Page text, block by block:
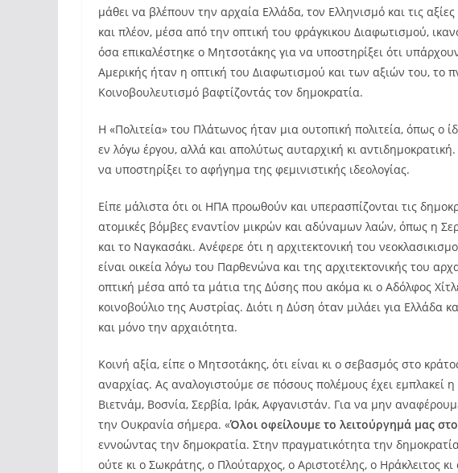
μάθει να βλέπουν την αρχαία Ελλάδα, τον Ελληνισμό και τις
και πλέον, μέσα από την οπτική του φράγκικου Διαφωτισμού,
όσα επικαλέστηκε ο Μητσοτάκης για να υποστηρίξει ότι
Αμερικής ήταν η οπτική του Διαφωτισμού και των αξιών του, το
Κοινοβουλευτισμό βαφτίζοντάς τον δημοκρατία.
Η «Πολιτεία» του Πλάτωνος ήταν μια ουτοπική πολιτεία, όπως ο
εν λόγω έργου, αλλά και απολύτως αυταρχική κι
να υποστηρίξει το αφήγημα της φεμινιστικής ιδεολογίας.
Είπε μάλιστα ότι οι ΗΠΑ προωθούν και υπερασπίζονται τις
ατομικές βόμβες εναντίον μικρών και αδύναμων λαών, όπως η
και το Ναγκασάκι. Ανέφερε ότι η αρχιτεκτονική του
είναι οικεία λόγω του Παρθενώνα και της αρχιτεκτονικής του
οπτική μέσα από τα μάτια της Δύσης που ακόμα κι ο Αδόλφος
κοινοβούλιο της Αυστρίας. Διότι η Δύση όταν μιλάει για Ελλάδα
και μόνο την αρχαιότητα.
Κοινή αξία, είπε ο Μητσοτάκης, ότι είναι κι ο σεβασμός στο
αναρχίας. Ας αναλογιστούμε σε πόσους πολέμους έχει εμπλακεί
Βιετνάμ, Βοσνία, Σερβία, Ιράκ, Αφγανιστάν. Για να μην
την Ουκρανία σήμερα. «Όλοι οφείλουμε το λειτούργημά μας
εννοώντας την δημοκρατία. Στην πραγματικότητα την
ούτε κι ο Σωκράτης, ο Πλούταρχος, ο Αριστοτέλης, ο Ηράκλειτος